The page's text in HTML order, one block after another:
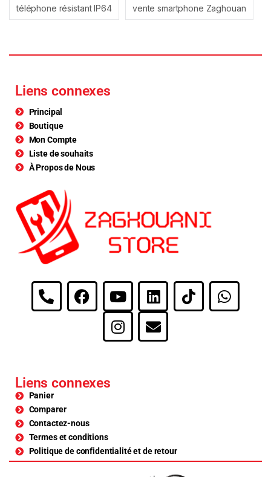
téléphone résistant IP64 vente smartphone Zaghouan
Liens connexes
Principal
Boutique
Mon Compte
Liste de souhaits
À Propos de Nous
Liens connexes
Panier
Comparer
Contactez-nous
Termes et conditions
Politique de confidentialité et de retour